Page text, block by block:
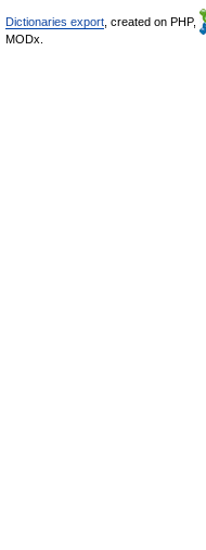
Dictionaries export , created on PHP,
MODx.